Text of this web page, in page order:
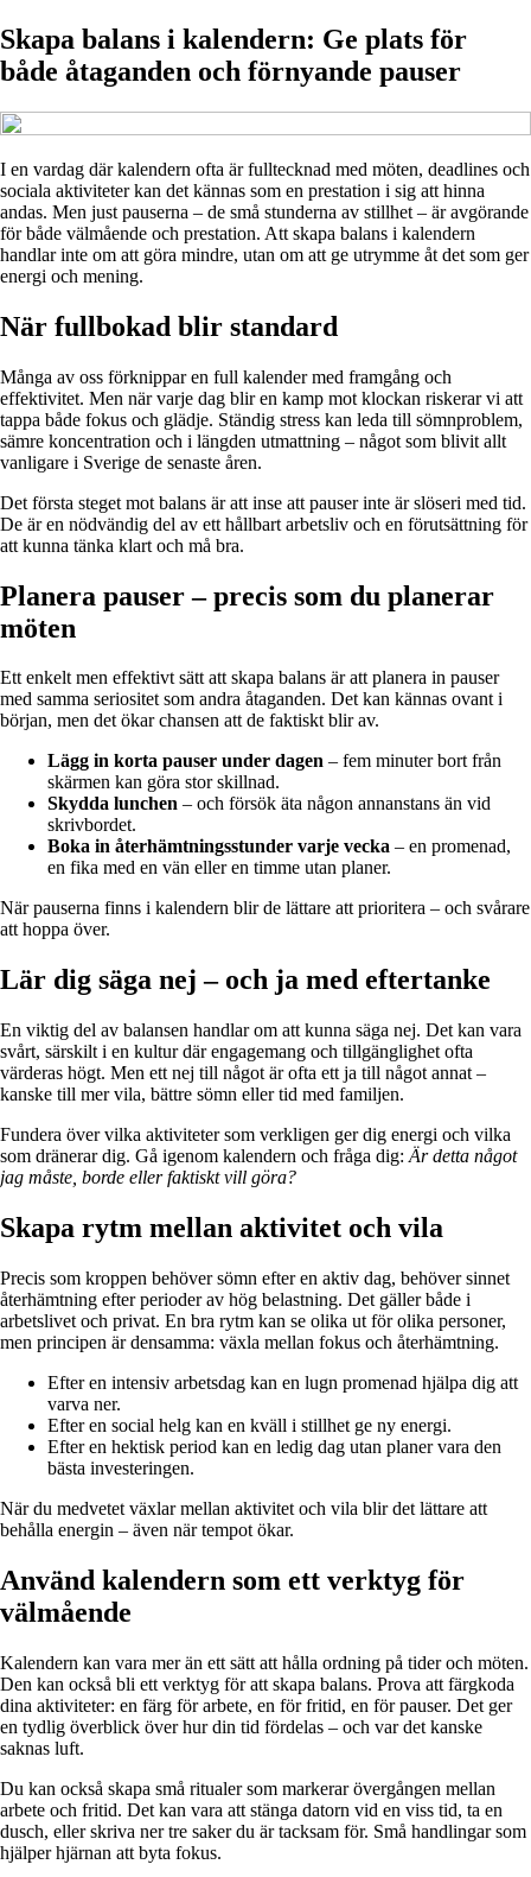
Skapa balans i kalendern: Ge plats för
både åtaganden och förnyande pauser
I en vardag där kalendern ofta är fulltecknad med möten, deadlines och
sociala aktiviteter kan det kännas som en prestation i sig att hinna
andas. Men just pauserna – de små stunderna av stillhet – är avgörande
för både välmående och prestation. Att skapa balans i kalendern
handlar inte om att göra mindre, utan om att ge utrymme åt det som ger
energi och mening.
När fullbokad blir standard
Många av oss förknippar en full kalender med framgång och
effektivitet. Men när varje dag blir en kamp mot klockan riskerar vi att
tappa både fokus och glädje. Ständig stress kan leda till sömnproblem,
sämre koncentration och i längden utmattning – något som blivit allt
vanligare i Sverige de senaste åren.
Det första steget mot balans är att inse att pauser inte är slöseri med tid.
De är en nödvändig del av ett hållbart arbetsliv och en förutsättning för
att kunna tänka klart och må bra.
Planera pauser – precis som du planerar
möten
Ett enkelt men effektivt sätt att skapa balans är att planera in pauser
med samma seriositet som andra åtaganden. Det kan kännas ovant i
början, men det ökar chansen att de faktiskt blir av.
Lägg in korta pauser under dagen – fem minuter bort från
skärmen kan göra stor skillnad.
Skydda lunchen – och försök äta någon annanstans än vid
skrivbordet.
Boka in återhämtningsstunder varje vecka – en promenad,
en fika med en vän eller en timme utan planer.
När pauserna finns i kalendern blir de lättare att prioritera – och svårare
att hoppa över.
Lär dig säga nej – och ja med eftertanke
En viktig del av balansen handlar om att kunna säga nej. Det kan vara
svårt, särskilt i en kultur där engagemang och tillgänglighet ofta
värderas högt. Men ett nej till något är ofta ett ja till något annat –
kanske till mer vila, bättre sömn eller tid med familjen.
Fundera över vilka aktiviteter som verkligen ger dig energi och vilka
som dränerar dig. Gå igenom kalendern och fråga dig: Är detta något
jag måste, borde eller faktiskt vill göra?
Skapa rytm mellan aktivitet och vila
Precis som kroppen behöver sömn efter en aktiv dag, behöver sinnet
återhämtning efter perioder av hög belastning. Det gäller både i
arbetslivet och privat. En bra rytm kan se olika ut för olika personer,
men principen är densamma: växla mellan fokus och återhämtning.
Efter en intensiv arbetsdag kan en lugn promenad hjälpa dig att
varva ner.
Efter en social helg kan en kväll i stillhet ge ny energi.
Efter en hektisk period kan en ledig dag utan planer vara den
bästa investeringen.
När du medvetet växlar mellan aktivitet och vila blir det lättare att
behålla energin – även när tempot ökar.
Använd kalendern som ett verktyg för
välmående
Kalendern kan vara mer än ett sätt att hålla ordning på tider och möten.
Den kan också bli ett verktyg för att skapa balans. Prova att färgkoda
dina aktiviteter: en färg för arbete, en för fritid, en för pauser. Det ger
en tydlig överblick över hur din tid fördelas – och var det kanske
saknas luft.
Du kan också skapa små ritualer som markerar övergången mellan
arbete och fritid. Det kan vara att stänga datorn vid en viss tid, ta en
dusch, eller skriva ner tre saker du är tacksam för. Små handlingar som
hjälper hjärnan att byta fokus.